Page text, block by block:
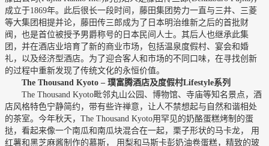
成立于1869年。此后很长一段时间，藤田集团势力一直与三井、三菱
等大集团相提并论，藤田传三郎成为了日本明治维新之后的首批财
阀，也是首位被授予男爵称号的日本民间人士。其后人也继承此集
团，并在酒店业培育了新的商业市场，包括温泉度假村、宴会和婚
礼，以及经济型酒店。为了迎合客人和市场的不同口味，在寻找创新
的过程中重新发现了传统文化的永恒价值。
The Thousand Kyoto – 璞富腾酒店及度假村Lifestyle系列
The Thousand Kyoto毗邻丸山公园、博物馆、寺庙等知名景点，酒
店风格特色宁静简约，带有些许禅意，让人不禁想起与自然和谐相处
的茶室。今年秋天，The Thousand Kyoto用罕见的奶酪蛋糕烤制的蛋
挞，看起来像一个南瓜和南瓜块混合在一起，栗子形状的马卡龙， 用
红薯和黑芝麻酱制作的慕斯， 用梨和马斯卡彭奶油卷蛋糕，精致的玻